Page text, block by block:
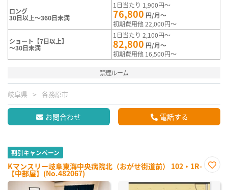
ロング
30日以上～360日未満
1日当たり 1,900円～
76,800 円/月～
初期費用他 22,000円～
ショート【7日以上】
～30日未満
1日当たり 2,100円～
82,800 円/月～
初期費用他 16,500円～
禁煙ルーム
岐阜県 各務原市
お問合わせ 電話する
割引キャンペーン
Kマンスリー岐阜東海中央病院北（おがせ街道前） 102・1R-
【中部屋】(No.482067)
に入